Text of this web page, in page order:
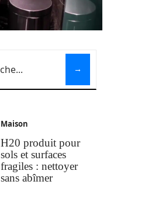
Maison
H20 produit pour
sols et surfaces
fragiles : nettoyer
sans abîmer